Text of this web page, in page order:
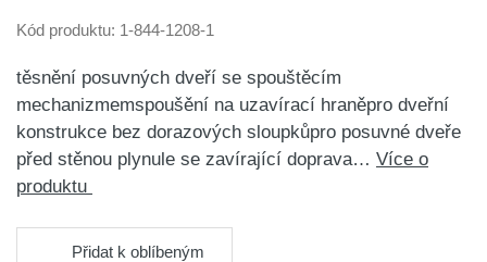
Kód produktu: 1-844-1208-1
těsnění posuvných dveří se spouštěcím
mechanizmemspoušění na uzavírací hraněpro dveřní
konstrukce bez dorazových sloupkůpro posuvné dveře
před stěnou plynule se zavírající doprava… Více o
produktu
Přidat k oblíbeným